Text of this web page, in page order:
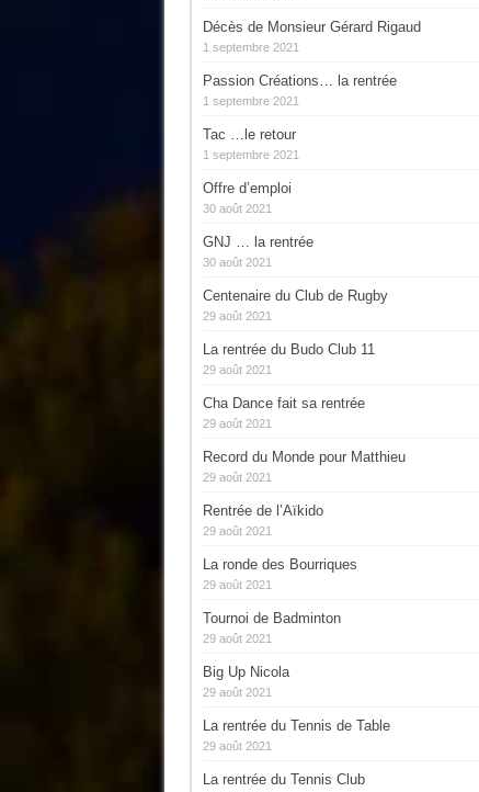
Décès de Monsieur Gérard Rigaud
1 septembre 2021
Passion Créations… la rentrée
1 septembre 2021
Tac …le retour
1 septembre 2021
Offre d’emploi
30 août 2021
GNJ … la rentrée
30 août 2021
Centenaire du Club de Rugby
29 août 2021
La rentrée du Budo Club 11
29 août 2021
Cha Dance fait sa rentrée
29 août 2021
Record du Monde pour Matthieu
29 août 2021
Rentrée de l’Aïkido
29 août 2021
La ronde des Bourriques
29 août 2021
Tournoi de Badminton
29 août 2021
Big Up Nicola
29 août 2021
La rentrée du Tennis de Table
29 août 2021
La rentrée du Tennis Club